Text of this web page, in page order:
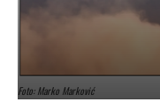
Foto: Marko Marković